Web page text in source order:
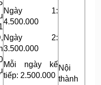
Ngày 1:
4.500.000
Ngày 2:
3.500.000
Mỗi ngày kế
tiếp: 2.500.000
Nội
thành